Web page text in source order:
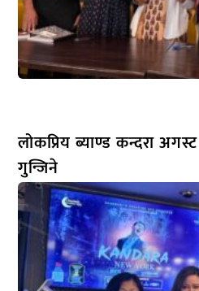
लोकप्रिय ब्याण्ड कन्दरा
गुन्जिने